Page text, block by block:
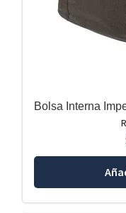
Bolsa Interna